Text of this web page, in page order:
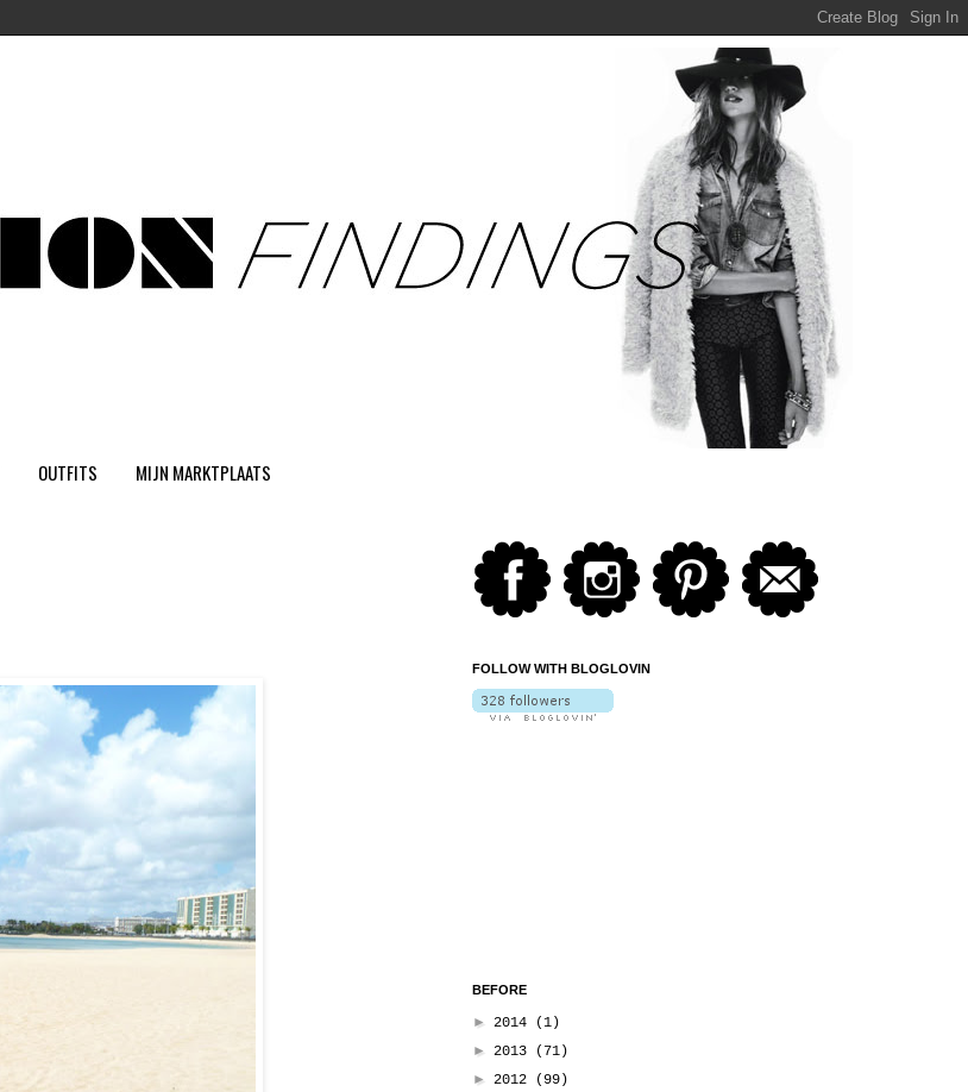
OUTFITS MIJN MARKTPLAATS
FOLLOW WITH BLOGLOVIN
BEFORE
► 2014
(1)
► 2013
(71)
► 2012
(99)